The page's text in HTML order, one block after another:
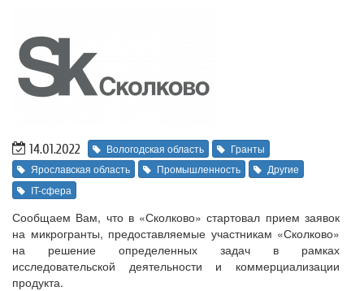
14.01.2022 Вологодская область
Гранты
Ярославская область
Промышленность
Другие
IT-сфера
Сообщаем Вам, что в «Сколково» стартовал прием заявок
на микрогранты, предоставляемые участникам «Сколково»
на решение определенных задач в рамках
исследовательской деятельности и коммерциализации
продукта.